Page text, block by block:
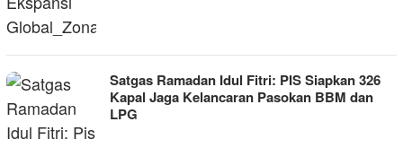
Satgas Ramadan Idul Fitri: PIS Siapkan 326
Kapal Jaga Kelancaran Pasokan BBM dan
LPG